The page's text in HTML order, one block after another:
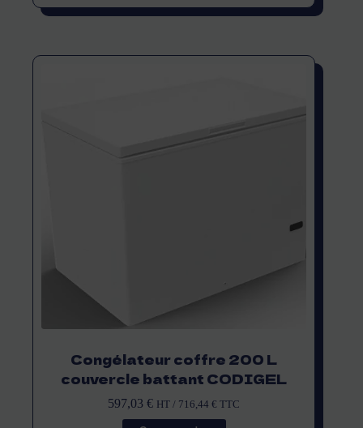
Congélateur coffre 200 L
couvercle battant CODIGEL
597,03€ HT / 716,44€ TTC